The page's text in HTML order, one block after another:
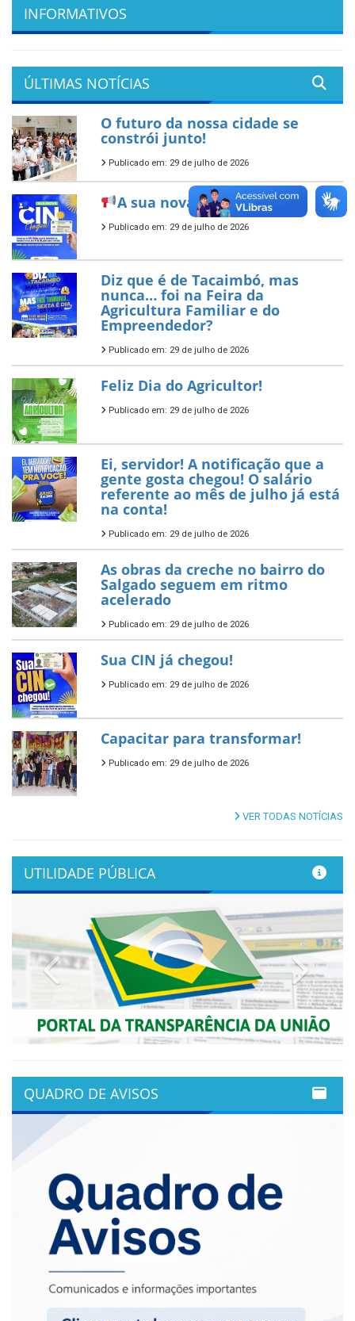
INFORMATIVOS
ÚLTIMAS NOTÍCIAS
O futuro da nossa cidade se
constrói junto!
Publicado em: 29 de julho de 2026
A sua nova CIN já chegou!
Publicado em: 29 de julho de 2026
Diz que é de Tacaimbó, mas
nunca… foi na Feira da
Agricultura Familiar e do
Empreendedor?
Publicado em: 29 de julho de 2026
Feliz Dia do Agricultor!
Publicado em: 29 de julho de 2026
Ei, servidor! A notificação que a
gente gosta chegou! O salário
referente ao mês de julho já está
na conta!
Publicado em: 29 de julho de 2026
As obras da creche no bairro do
Salgado seguem em ritmo
acelerado
Publicado em: 29 de julho de 2026
Sua CIN já chegou!
Publicado em: 29 de julho de 2026
Capacitar para transformar!
Publicado em: 29 de julho de 2026
VER TODAS NOTÍCIAS
UTILIDADE PÚBLICA
Previous Next
QUADRO DE AVISOS